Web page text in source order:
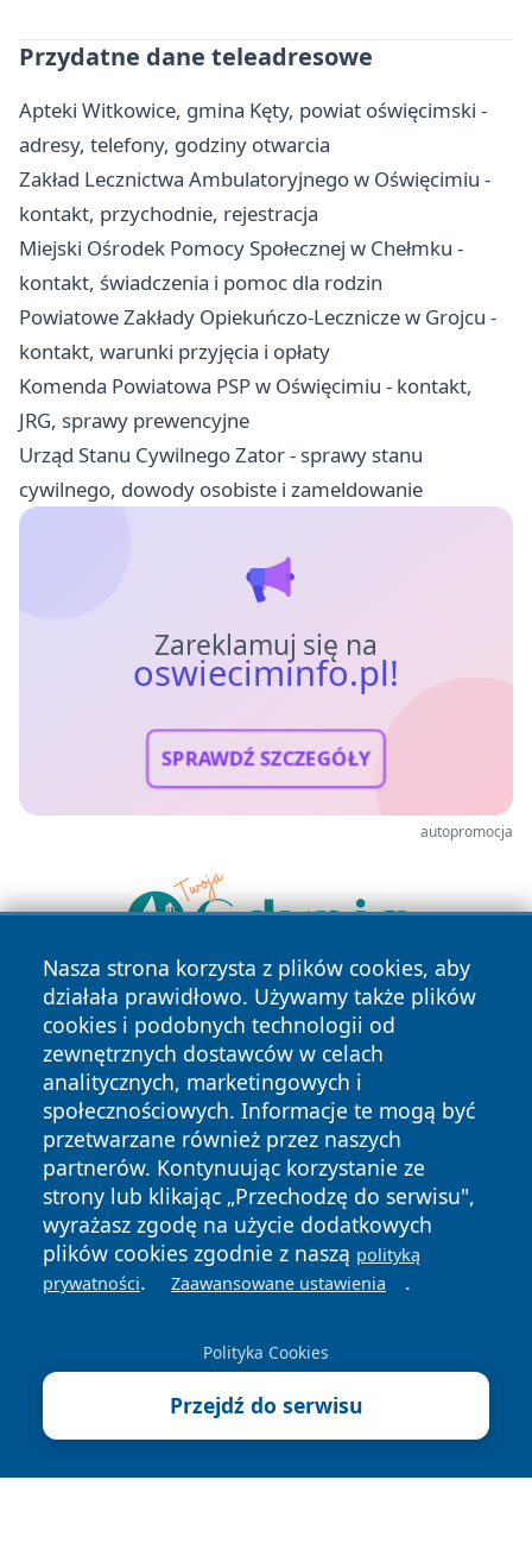
Przydatne dane teleadresowe
Apteki Witkowice, gmina Kęty, powiat oświęcimski -
adresy, telefony, godziny otwarcia
Zakład Lecznictwa Ambulatoryjnego w Oświęcimiu -
kontakt, przychodnie, rejestracja
Miejski Ośrodek Pomocy Społecznej w Chełmku -
kontakt, świadczenia i pomoc dla rodzin
Powiatowe Zakłady Opiekuńczo-Lecznicze w Grojcu -
kontakt, warunki przyjęcia i opłaty
Komenda Powiatowa PSP w Oświęcimiu - kontakt,
JRG, sprawy prewencyjne
Urząd Stanu Cywilnego Zator - sprawy stanu
cywilnego, dowody osobiste i zameldowanie
Zareklamuj się na
oswieciminfo.pl!
SPRAWDŹ SZCZEGÓŁY
autopromocja
Nasza strona korzysta z plików cookies, aby
działała prawidłowo. Używamy także plików
cookies i podobnych technologii od
zewnętrznych dostawców w celach
analitycznych, marketingowych i
społecznościowych. Informacje te mogą być
przetwarzane również przez naszych
partnerów. Kontynuując korzystanie ze
strony lub klikając „Przechodzę do serwisu",
wyrażasz zgodę na użycie dodatkowych
plików cookies zgodnie z naszą polityką
prywatności. Zaawansowane ustawienia .
Polityka Cookies
Przejdź do serwisu
Copyright © 2026 oswieciminfo.pl Wszystkie prawa
zastrzeżone.
News Autorzy
Polityka
Prywatności
Polityka
Cookies